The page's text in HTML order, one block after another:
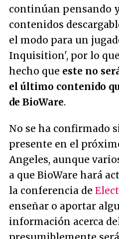
continúan pensando
contenidos
el modo para un
Inquisition', por lo
hecho que este no
el último contenido
de BioWare.
No se ha confirmado
presente en el
Angeles, aunque
a que BioWare hará
la conferencia de
enseñar o aportar
información acerca